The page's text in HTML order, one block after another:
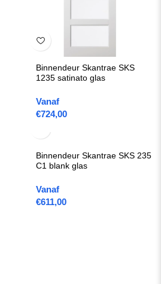
Binnendeur Skantrae SKS
1235 satinato glas
Vanaf
€724,00
Binnendeur Skantrae SKS 235
C1 blank glas
Vanaf
€611,00